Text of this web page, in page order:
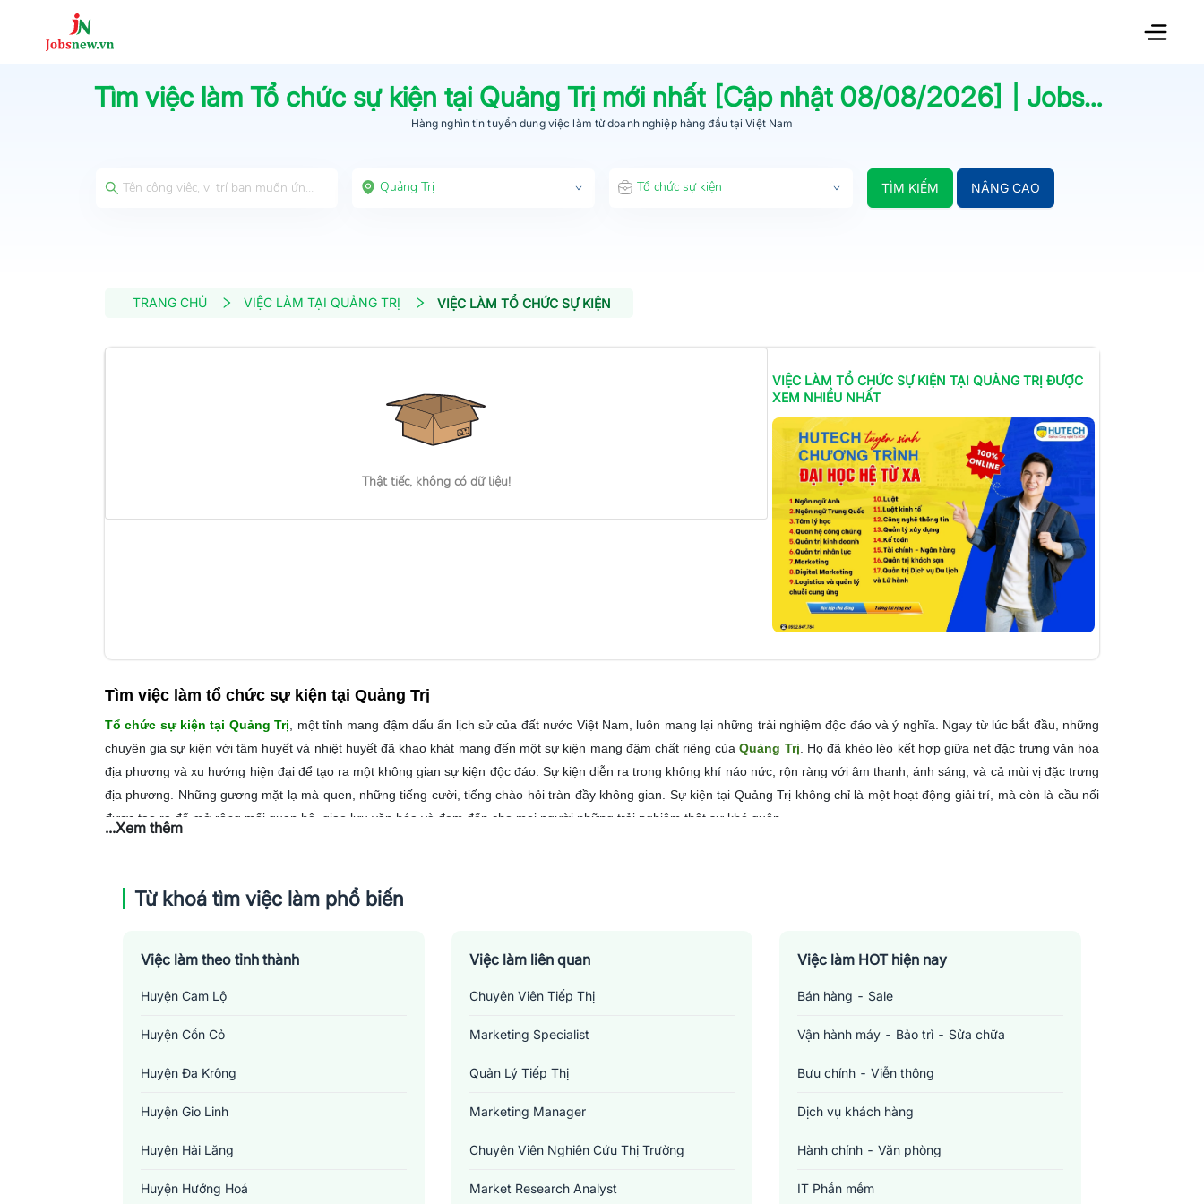
Tìm việc làm Tổ chức sự kiện tại Quảng Trịmới nhất [Cập nhật 08/08/2026] | Jobsnew.vn
Hàng nghìn tin tuyển dụng việc làm từdoanh nghiệp hàng đầutại Việt Nam
Quảng Trị Tổ chức sự kiện TÌM KIẾM NÂNG CAO
TRANG CHỦ VIỆC LÀM TẠI QUẢNG TRỊ VIỆC LÀM TỔ CHỨC SỰ KIỆN
Thật tiếc, không có dữ liệu!
VIỆC LÀM TỔ CHỨC SỰ KIỆN TẠI QUẢNG TRỊ ĐƯỢC
XEM NHIỀU NHẤT
Tìm việc làm tổ chức sự kiện tại Quảng Trị
Tổ chức sự kiện tại Quảng Trị , một tỉnh mang đậm dấu ấn lịch sử của đất nước Việt Nam, luôn mang lại những trải nghiệm độc đáo và ý nghĩa. Ngay từ lúc bắt đầu, những
chuyên gia sự kiện với tâm huyết và nhiệt huyết đã khao khát mang đến một sự kiện mang đậm chất riêng củaQuảng Trị . Họ đã khéo léo kết hợp giữa net đặc trưng văn hóa
địa phương và xu hướng hiện đại để tạo ra một không gian sự kiện độc đáo. Sự kiện diễn ra trong không khí náo nức, rộn ràng với âm thanh, ánh sáng, và cả mùi vị đặc trưng
địa phương. Những gương mặt lạ mà quen, những tiếng cười, tiếng chào hỏi tràn đầy không gian. Sự kiện tại Quảng Trị không chỉ là một hoạt động giải trí, mà còn là cầu nối
được tạo ra để mở rộng mối quan hệ, giao lưu văn hóa và đem đến cho mọi người những trải nghiệm thật sự khó quên.
...Xem thêm
Từ khoá tìm việc làm phổ biến
Việc làm theo tỉnh thành
Huyện Cam Lộ
Huyện Cồn Cỏ
Huyện Đa Krông
Huyện Gio Linh
Huyện Hải Lăng
Huyện Hướng Hoá
Việc làm liên quan
Chuyên Viên Tiếp Thị
Marketing Specialist
Quản Lý Tiếp Thị
Marketing Manager
Chuyên Viên Nghiên Cứu Thị Trường
Market Research Analyst
Việc làm HOT hiện nay
Bán hàng - Sale
Vận hành máy - Bảo trì - Sửa chữa
Bưu chính - Viễn thông
Dịch vụ khách hàng
Hành chính - Văn phòng
IT Phần mềm